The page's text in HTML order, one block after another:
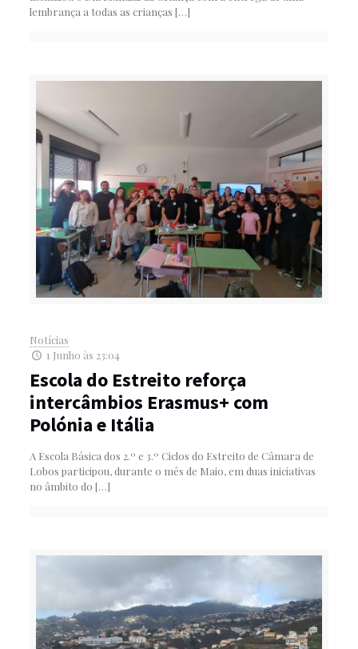
lembrança a todas as crianças […]
Notícias
1 Junho às 23:04
Escola do Estreito reforça
intercâmbios Erasmus+ com
Polónia e Itália
A Escola Básica dos 2.º e 3.º Ciclos do Estreito de Câmara de
Lobos participou, durante o mês de Maio, em duas iniciativas
no âmbito do […]